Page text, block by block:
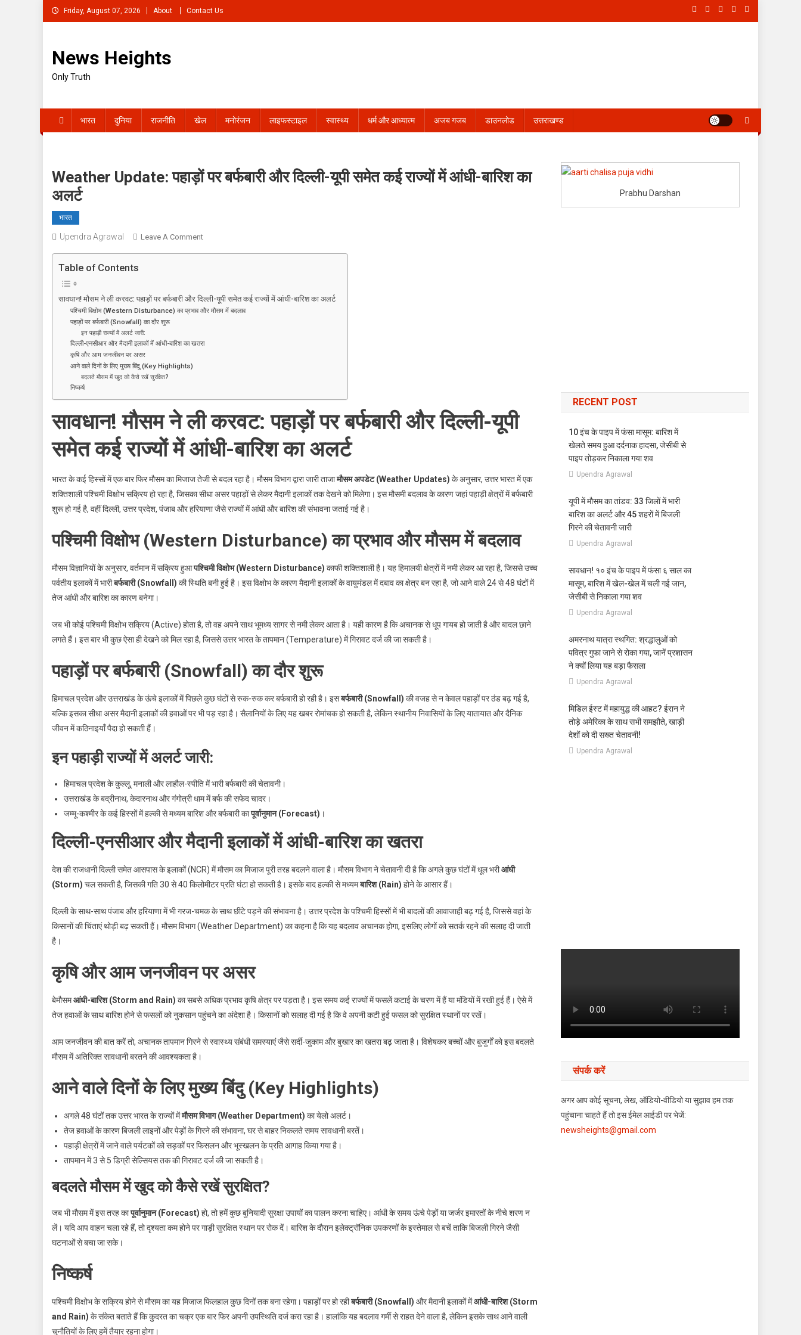
Skip
to
Friday, August 07, 2026 About Contact Us
News Heights
Only Truth
भारत दुनिया राजनीति खेल मनोरंजन लाइफस्टाइल स्वास्थ्य धर्म और आध्यात्म अजब गजब डाउनलोड उत्तराखण्ड
Weather Update: पहाड़ों पर बर्फबारी और दिल्ली-यूपी समेत कई राज्यों में आंधी-बारिश का
अलर्ट
भारत
Upendra Agrawal Leave A CommentOn
बर्फबारी
यूपी
में
आंधी-
बारिश
का
अलर्ट
Table of Contents
सावधान! मौसम ने ली करवट: पहाड़ों पर बर्फबारी और दिल्ली-यूपी समेत कई राज्यों में आंधी-बारिश का अलर्ट
पश्चिमी विक्षोभ (Western Disturbance) का प्रभाव और मौसम में बदलाव
पहाड़ों पर बर्फबारी (Snowfall) का दौर शुरू
इन पहाड़ी राज्यों में अलर्ट जारी:
दिल्ली-एनसीआर और मैदानी इलाकों में आंधी-बारिश का खतरा
कृषि और आम जनजीवन पर असर
आने वाले दिनों के लिए मुख्य बिंदु (Key Highlights)
बदलते मौसम में खुद को कैसे रखें सुरक्षित?
निष्कर्ष
सावधान! मौसम ने ली करवट: पहाड़ों पर बर्फबारी और दिल्ली-यूपी
समेत कई राज्यों में आंधी-बारिश का अलर्ट
भारत के कई हिस्सों में एक बार फिर मौसम का मिजाज तेजी से बदल रहा है। मौसम विभाग द्वारा जारी ताजामौसम अपडेट (Weather Updates) के अनुसार, उत्तर भारत में एक
शक्तिशाली पश्चिमी विक्षोभ सक्रिय हो रहा है, जिसका सीधा असर पहाड़ों से लेकर मैदानी इलाकों तक देखने को मिलेगा। इस मौसमी बदलाव के कारण जहां पहाड़ी क्षेत्रों में बर्फबारी
शुरू हो गई है, वहीं दिल्ली, उत्तर प्रदेश, पंजाब और हरियाणा जैसे राज्यों में आंधी और बारिश की संभावना जताई गई है।
पश्चिमी विक्षोभ (Western Disturbance) का प्रभाव और मौसम में बदलाव
मौसम विज्ञानियों के अनुसार, वर्तमान में सक्रिय हुआपश्चिमी विक्षोभ (Western Disturbance) काफी शक्तिशाली है। यह हिमालयी क्षेत्रों में नमी लेकर आ रहा है, जिससे उच्च
पर्वतीय इलाकों में भारीबर्फबारी (Snowfall) की स्थिति बनी हुई है। इस विक्षोभ के कारण मैदानी इलाकों के वायुमंडल में दबाव का क्षेत्र बन रहा है, जो आने वाले 24 से 48 घंटों में
तेज आंधी और बारिश का कारण बनेगा।
जब भी कोई पश्चिमी विक्षोभ सक्रिय (Active) होता है, तो वह अपने साथ भूमध्य सागर से नमी लेकर आता है। यही कारण है कि अचानक से धूप गायब हो जाती है और बादल छाने
लगते हैं। इस बार भी कुछ ऐसा ही देखने को मिल रहा है, जिससे उत्तर भारत के तापमान (Temperature) में गिरावट दर्ज की जा सकती है।
पहाड़ों पर बर्फबारी (Snowfall) का दौर शुरू
हिमाचल प्रदेश और उत्तराखंड के ऊंचे इलाकों में पिछले कुछ घंटों से रुक-रुक कर बर्फबारी हो रही है। इसबर्फबारी (Snowfall) की वजह से न केवल पहाड़ों पर ठंड बढ़ गई है,
बल्कि इसका सीधा असर मैदानी इलाकों की हवाओं पर भी पड़ रहा है। सैलानियों के लिए यह खबर रोमांचक हो सकती है, लेकिन स्थानीय निवासियों के लिए यातायात और दैनिक
जीवन में कठिनाइयाँ पैदा हो सकती हैं।
इन पहाड़ी राज्यों में अलर्ट जारी:
हिमाचल प्रदेश के कुल्लू, मनाली और लाहौल-स्पीति में भारी बर्फबारी की चेतावनी।
उत्तराखंड के बद्रीनाथ, केदारनाथ और गंगोत्री धाम में बर्फ की सफेद चादर।
जम्मू-कश्मीर के कई हिस्सों में हल्की से मध्यम बारिश और बर्फबारी कापूर्वानुमान (Forecast) ।
दिल्ली-एनसीआर और मैदानी इलाकों में आंधी-बारिश का खतरा
देश की राजधानी दिल्ली समेत आसपास के इलाकों (NCR) में मौसम का मिजाज पूरी तरह बदलने वाला है। मौसम विभाग ने चेतावनी दी है कि अगले कुछ घंटों में धूल भरीआंधी
(Storm) चल सकती है, जिसकी गति 30 से 40 किलोमीटर प्रति घंटा हो सकती है। इसके बाद हल्की से मध्यमबारिश (Rain) होने के आसार हैं।
दिल्ली के साथ-साथ पंजाब और हरियाणा में भी गरज-चमक के साथ छींटे पड़ने की संभावना है। उत्तर प्रदेश के पश्चिमी हिस्सों में भी बादलों की आवाजाही बढ़ गई है, जिससे वहां के
किसानों की चिंताएं थोड़ी बढ़ सकती हैं। मौसम विभाग (Weather Department) का कहना है कि यह बदलाव अचानक होगा, इसलिए लोगों को सतर्क रहने की सलाह दी जाती
है।
कृषि और आम जनजीवन पर असर
बेमौसमआंधी-बारिश (Storm and Rain) का सबसे अधिक प्रभाव कृषि क्षेत्र पर पड़ता है। इस समय कई राज्यों में फसलें कटाई के चरण में हैं या मंडियों में रखी हुई हैं। ऐसे में
तेज हवाओं के साथ बारिश होने से फसलों को नुकसान पहुंचने का अंदेशा है। किसानों को सलाह दी गई है कि वे अपनी कटी हुई फसल को सुरक्षित स्थानों पर रखें।
आम जनजीवन की बात करें तो, अचानक तापमान गिरने से स्वास्थ्य संबंधी समस्याएं जैसे सर्दी-जुकाम और बुखार का खतरा बढ़ जाता है। विशेषकर बच्चों और बुजुर्गों को इस बदलते
मौसम में अतिरिक्त सावधानी बरतने की आवश्यकता है।
आने वाले दिनों के लिए मुख्य बिंदु (Key Highlights)
अगले 48 घंटों तक उत्तर भारत के राज्यों मेंमौसम विभाग (Weather Department) का येलो अलर्ट।
तेज हवाओं के कारण बिजली लाइनों और पेड़ों के गिरने की संभावना, घर से बाहर निकलते समय सावधानी बरतें।
पहाड़ी क्षेत्रों में जाने वाले पर्यटकों को सड़कों पर फिसलन और भूस्खलन के प्रति आगाह किया गया है।
तापमान में 3 से 5 डिग्री सेल्सियस तक की गिरावट दर्ज की जा सकती है।
बदलते मौसम में खुद को कैसे रखें सुरक्षित?
जब भी मौसम में इस तरह कापूर्वानुमान (Forecast) हो, तो हमें कुछ बुनियादी सुरक्षा उपायों का पालन करना चाहिए। आंधी के समय ऊंचे पेड़ों या जर्जर इमारतों के नीचे शरण न
लें। यदि आप वाहन चला रहे हैं, तो दृश्यता कम होने पर गाड़ी सुरक्षित स्थान पर रोक दें। बारिश के दौरान इलेक्ट्रॉनिक उपकरणों के इस्तेमाल से बचें ताकि बिजली गिरने जैसी
घटनाओं से बचा जा सके।
निष्कर्ष
पश्चिमी विक्षोभ के सक्रिय होने से मौसम का यह मिजाज फिलहाल कुछ दिनों तक बना रहेगा। पहाड़ों पर हो रहीबर्फबारी (Snowfall) और मैदानी इलाकों मेंआंधी-बारिश (Storm
and Rain) के संकेत बताते हैं कि कुदरत का चक्र एक बार फिर अपनी उपस्थिति दर्ज करा रहा है। हालांकि यह बदलाव गर्मी से राहत देने वाला है, लेकिन इसके साथ आने वाली
चुनौतियों के लिए हमें तैयार रहना होगा।
Prabhu Darshan
RECENT POST
10 इंच के पाइप में फंसा मासूम: बारिश में
खेलते समय हुआ दर्दनाक हादसा, जेसीबी से
पाइप तोड़कर निकाला गया शव
Upendra Agrawal
यूपी में मौसम का तांडव: 33 जिलों में भारी
बारिश का अलर्ट और 45 शहरों में बिजली
गिरने की चेतावनी जारी
Upendra Agrawal
सावधान! १० इंच के पाइप में फंसा ६ साल का
मासूम, बारिश में खेल-खेल में चली गई जान,
जेसीबी से निकाला गया शव
Upendra Agrawal
अमरनाथ यात्रा स्थगित: श्रद्धालुओं को
पवित्र गुफा जाने से रोका गया, जानें प्रशासन
ने क्यों लिया यह बड़ा फैसला
Upendra Agrawal
मिडिल ईस्ट में महायुद्ध की आहट? ईरान ने
तोड़े अमेरिका के साथ सभी समझौते, खाड़ी
देशों को दी सख्त चेतावनी!
Upendra Agrawal
संपर्क करें
अगर आप कोई सूचना, लेख, ऑडियो-वीडियो या सुझाव हम तक
पहुंचाना चाहते हैं तो इस ईमेल आईडी पर भेजें:
newsheights@gmail.com